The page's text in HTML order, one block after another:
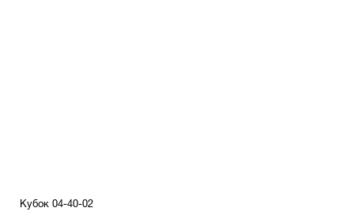
Кубок 04-40-02